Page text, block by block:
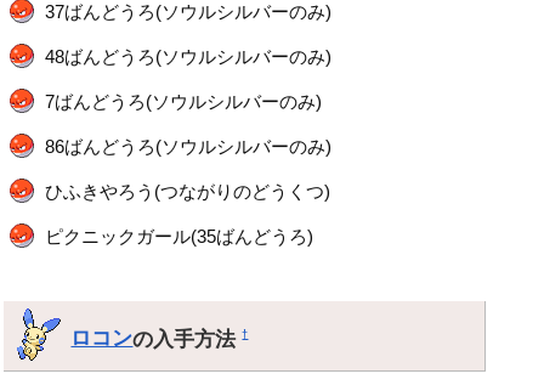
37ばんどうろ(ソウルシルバーのみ)
48ばんどうろ(ソウルシルバーのみ)
7ばんどうろ(ソウルシルバーのみ)
86ばんどうろ(ソウルシルバーのみ)
ひふきやろう(つながりのどうくつ)
ピクニックガール(35ばんどうろ)
ロコンの入手方法†